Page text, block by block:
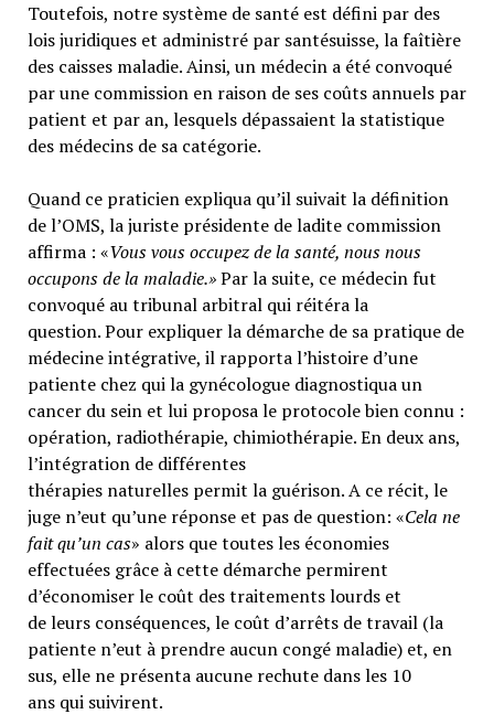
Toutefois, notre système de santé est défini par des
lois juridiques et administré par santésuisse, la faîtière
des caisses maladie. Ainsi, un médecin a été convoqué
par une commission en raison de ses coûts annuels par
patient et par an, lesquels dépassaient la statistique
des médecins de sa catégorie.
Quand ce praticien expliqua qu’il suivait la définition
de l’OMS, la juriste présidente de ladite commission
affirma : «Vous vous occupez de la santé, nous nous
occupons de la maladie.»Par la suite, ce médecin fut
convoqué au tribunal arbitral qui réitéra la
question. Pour expliquer la démarche de sa pratique de
médecine intégrative, il rapporta l’histoire d’une
patiente chez qui la gynécologue diagnostiqua un
cancer du sein et lui proposa le protocole bien connu :
opération, radiothérapie, chimiothérapie. En deux ans,
l’intégration de différentes
thérapies naturelles permit la guérison. A ce récit, le
juge n’eut qu’une réponse et pas de question: «Cela ne
fait qu’un cas» alors que toutes les économies
effectuées grâce à cette démarche permirent
d’économiser le coût des traitements lourds et
de leurs conséquences, le coût d’arrêts de travail (la
patiente n’eut à prendre aucun congé maladie) et, en
sus, elle ne présenta aucune rechute dans les 10
ans qui suivirent.